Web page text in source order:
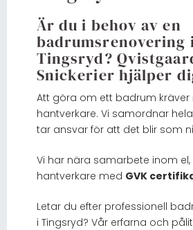
Är du i behov av en
badrumsrenovering
Tingsryd?
Snickerier hjälper
Att göra om ett badrum
hantverkare. Vi samordnar
tar ansvar för att det blir som
Vi har nära samarbete inom
hantverkare med GVK
Letar du efter professionell
i Tingsryd? Vår erfarna och